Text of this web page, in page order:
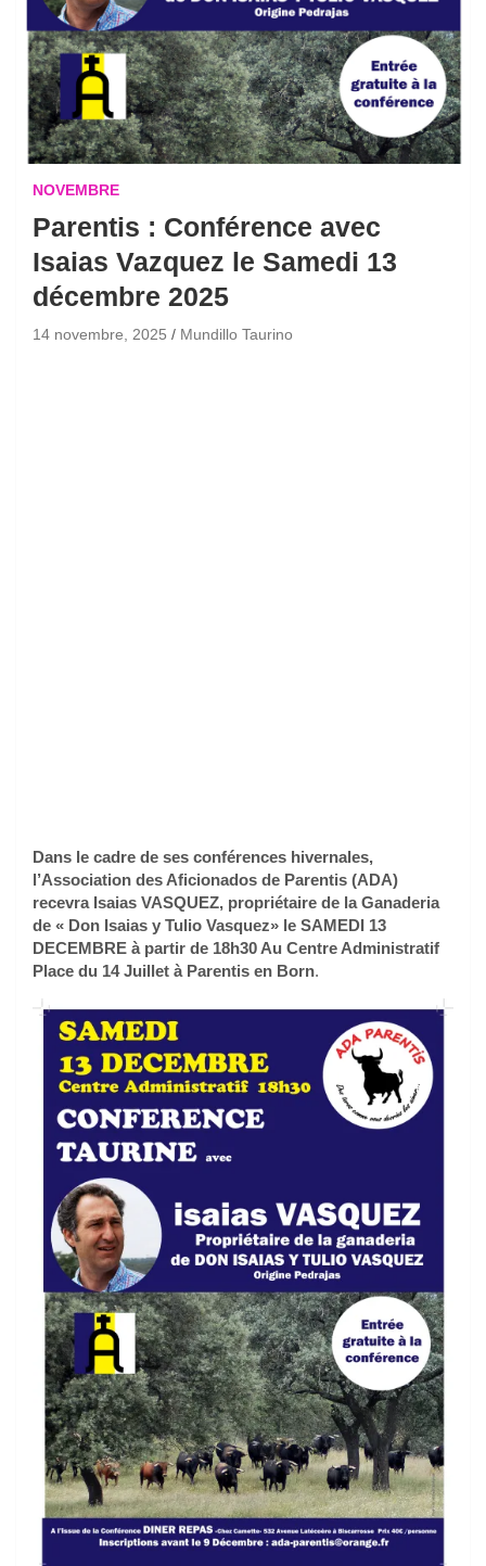
NOVEMBRE
Parentis : Conférence avec
Isaias Vazquez le Samedi 13
décembre 2025
14 novembre, 2025 Mundillo Taurino
Dans le cadre de ses conférences hivernales,
l’Association des Aficionados de Parentis (ADA)
recevra Isaias VASQUEZ, propriétaire de la Ganaderia
de « Don Isaias y Tulio Vasquez» le SAMEDI 13
DECEMBRE à partir de 18h30 Au Centre Administratif
Place du 14 Juillet à Parentis en Born.